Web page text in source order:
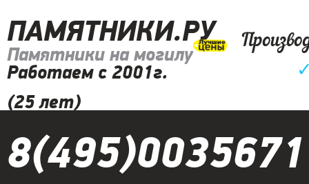
ПАМЯТНИКИ.РУ
Памятники на могилу
Работаем с 2001г.
(25 лет)
8(495)0035671